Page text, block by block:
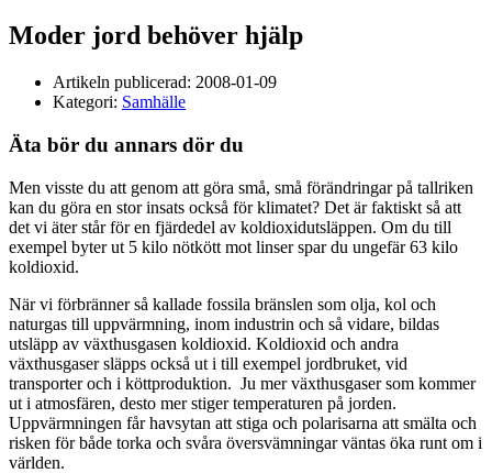
Moder jord behöver hjälp
Artikeln publicerad: 2008-01-09
Kategori: Samhälle
Äta bör du annars dör du
Men visste du att genom att göra små, små förändringar på tallriken
kan du göra en stor insats också för klimatet? Det är faktiskt så att
det vi äter står för en fjärdedel av koldioxidutsläppen. Om du till
exempel byter ut 5 kilo nötkött mot linser spar du ungefär 63 kilo
koldioxid.
När vi förbränner så kallade fossila bränslen som olja, kol och
naturgas till uppvärmning, inom industrin och så vidare, bildas
utsläpp av växthusgasen koldioxid. Koldioxid och andra
växthusgaser släpps också ut i till exempel jordbruket, vid
transporter och i köttproduktion. Ju mer växthusgaser som kommer
ut i atmosfären, desto mer stiger temperaturen på jorden.
Uppvärmningen får havsytan att stiga och polarisarna att smälta och
risken för både torka och svåra översvämningar väntas öka runt om i
världen.